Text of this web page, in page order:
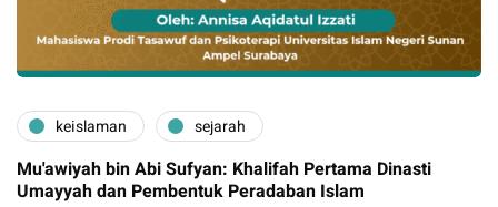
keislaman sejarah
Mu'awiyah bin Abi Sufyan: Khalifah Pertama Dinasti
Umayyah dan Pembentuk Peradaban Islam